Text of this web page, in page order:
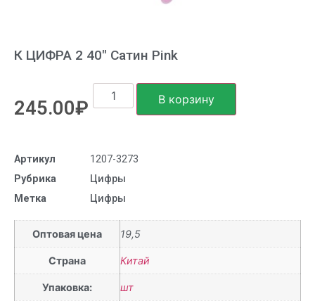
К ЦИФРА 2 40″ Сатин Pink
245.00₽ В корзину
Артикул
1207-3273
Рубрика
Цифры
Метка
Цифры
Оптовая цена 19,5
Страна Китай
Упаковка: шт